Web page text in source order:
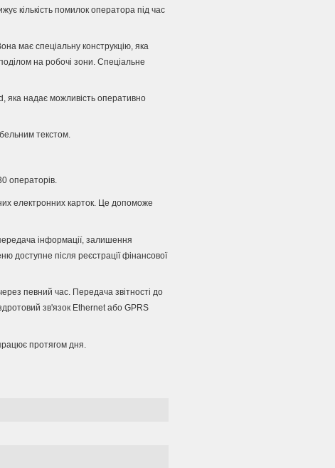
кількість помилок оператора під час
має спеціальну конструкцію, яка
на робочі зони. Спеціальне
яка надає можливість оперативно
текстом.
операторів.
електронних карток. Це допоможе
інформації, залишення
доступне після реєстрації фінансової
певний час. Передача звітності до
зв'язок Ethernet або GPRS
протягом дня.